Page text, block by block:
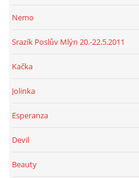
Nemo
Srazík Poslův Mlýn 20.-22.5.2011
Kačka
Jolinka
Esperanza
Devil
Beauty